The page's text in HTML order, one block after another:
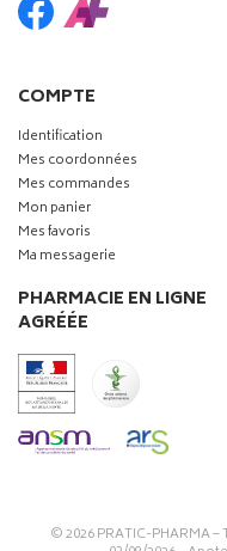
COMPTE
Identification
Mes coordonnées
Mes commandes
Mon panier
Mes favoris
Ma messagerie
PHARMACIE EN LIGNE
AGRÉÉE
© 2026PRATIC-PHARMA–